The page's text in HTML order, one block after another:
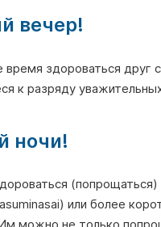
вечер!
время здороваться друг
к разряду
ночи!
(попрощаться)
или более